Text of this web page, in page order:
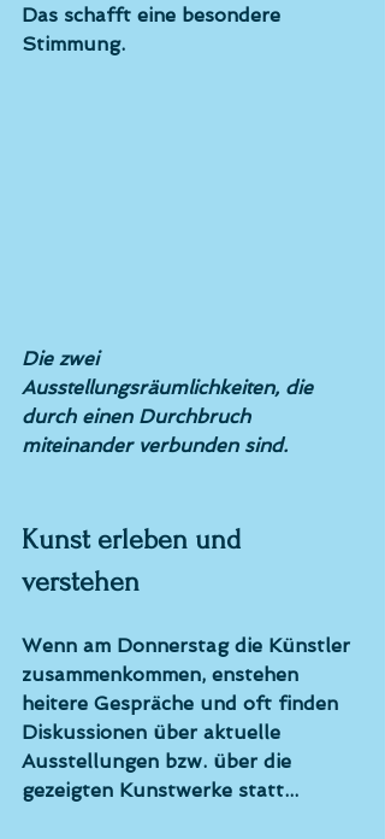
Das schafft eine besondere
Stimmung.
Die zwei
Ausstellungsräumlichkeiten, die
durch einen Durchbruch
miteinander verbunden sind.
Kunst erleben und
verstehen
Wenn am Donnerstag die Künstler
zusammenkommen, enstehen
heitere Gespräche und oft finden
Diskussionen über aktuelle
Ausstellungen bzw. über die
gezeigten Kunstwerke statt...